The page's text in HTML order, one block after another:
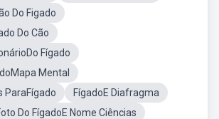
Do Figado
Do Cão
Fígado
Mental
ParaFígado
FígadoE Diafragma
Do FígadoE Nome Ciências